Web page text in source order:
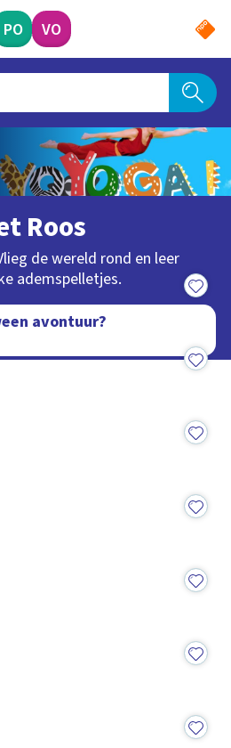
PO VO
Roos
de wereld rond en leer
ademspelletjes.
avontuur?